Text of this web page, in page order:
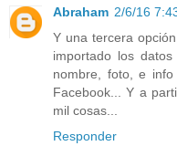
Abraham 2/6/16
Y una tercera
importado los
nombre, foto, e
Facebook... Y a
mil cosas...
Responder